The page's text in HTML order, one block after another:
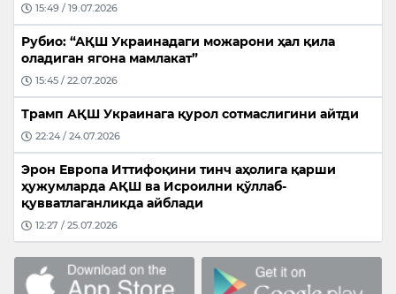
15:49 / 19.07.2026
Рубио: “АҚШ Украинадаги можарони ҳал қила
оладиган ягона мамлакат”
15:45 / 22.07.2026
Трамп АҚШ Украинага қурол сотмаслигини айтди
22:24 / 24.07.2026
Эрон Европа Иттифоқини тинч аҳолига қарши
ҳужумларда АҚШ ва Исроилни қўллаб-
қувватлаганликда айблади
12:27 / 25.07.2026